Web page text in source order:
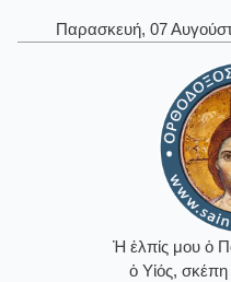
Παρασκευή, 07
Ἡ ἐλπίς μου ὁ
ὁ Υἱός,